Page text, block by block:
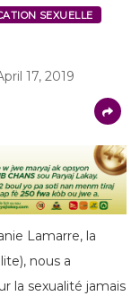
SEXUELLE
17, 2019
Lamarre, la
nous a
la sexualité jamais